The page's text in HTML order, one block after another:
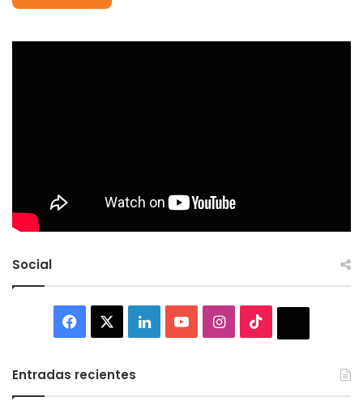
Social
Facebook LinkedInYouTubeInstagram
Entradas recientes